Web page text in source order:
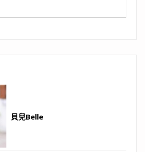
貝兒Belle